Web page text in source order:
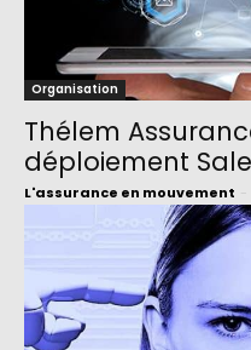
Organisation
Thélem
déploiement
L'assurance en mouvement